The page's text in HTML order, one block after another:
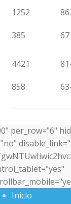
1252
385 67
4421
858
per_row="6"
MENÚ PRINCIPAL
Inicio